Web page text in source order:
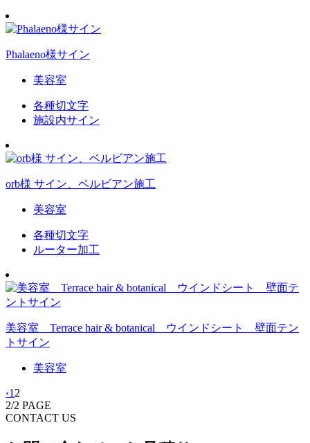
Phalaeno様サイン
美容室
各種切文字
施設内サイン
orb様 サイン、ベルビアン施工
美容室
各種切文字
ルーター加工
美容室 Terrace hair & botanical ウインドシート 壁面テン
トサイン
美容室
‹1 2
2/2 PAGE
CONTACT US